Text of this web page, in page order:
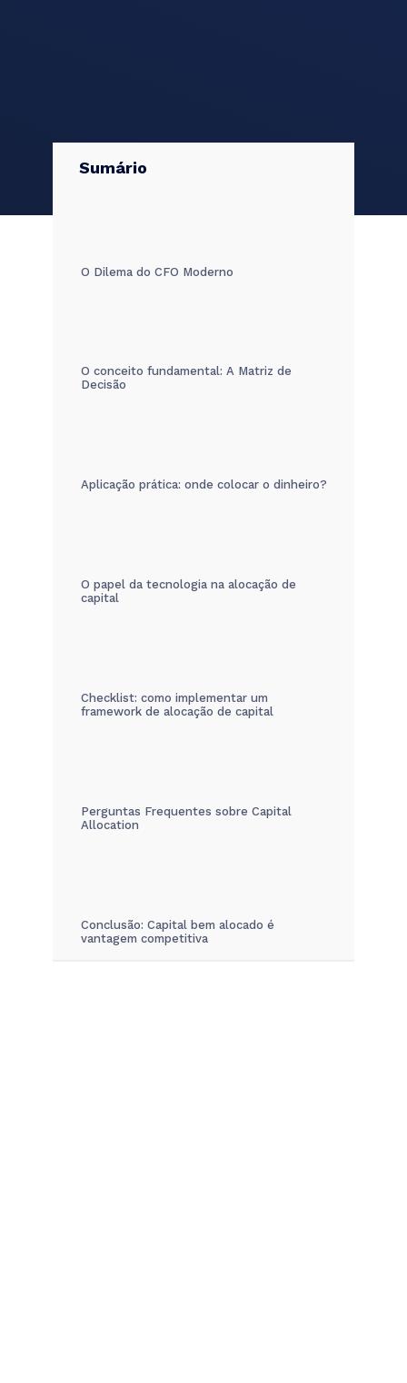
Sumário
O Dilema do CFO Moderno
O conceito fundamental: A Matriz de
Decisão
Aplicação prática: onde colocar o dinheiro?
O papel da tecnologia na alocação de
capital
Checklist: como implementar um
framework de alocação de capital
Perguntas Frequentes sobre Capital
Allocation
Conclusão: Capital bem alocado é
vantagem competitiva